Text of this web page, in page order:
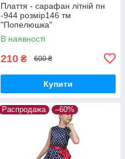
Плаття - сарафан літній пн
-944 розмір146 тм
"Попелюшка"
В наявності
210 ₴ 600 ₴
Купити
Распродажа –60%